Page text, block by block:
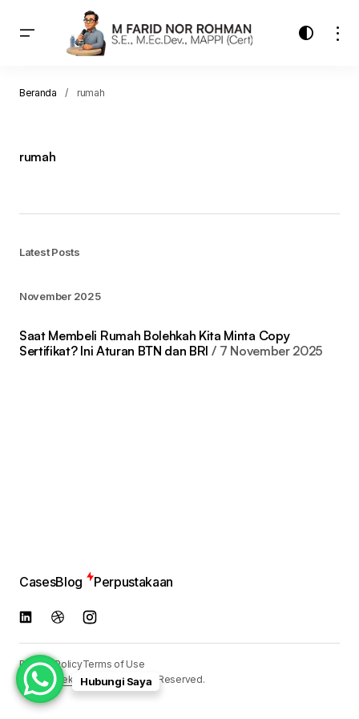
Beranda rumah
rumah
Latest Posts
November 2025
Saat Membeli Rumah Bolehkah Kita Minta Copy
Sertifikat? Ini Aturan BTN dan BRI
7 November 2025
CasesBlog Perpustakaan
Privacy PolicyTerms of Use
© 2024 Reka Media. All Rights Reserved.
Hubungi Saya